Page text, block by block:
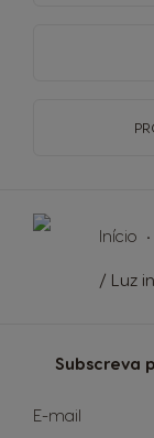
Início
/ Luz
Subscreva
Subscreva
a
E-mail